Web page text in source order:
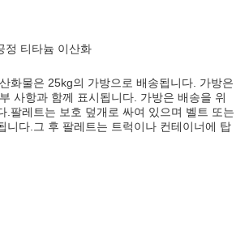
정 티타늄 이산화
화물은 25kg의 가방으로 배송됩니다. 가방은
사항과 함께 표시됩니다. 가방은 배송을 위
.팔레트는 보호 덮개로 싸여 있으며 벨트 또는
니다.그 후 팔레트는 트럭이나 컨테이너에 탑